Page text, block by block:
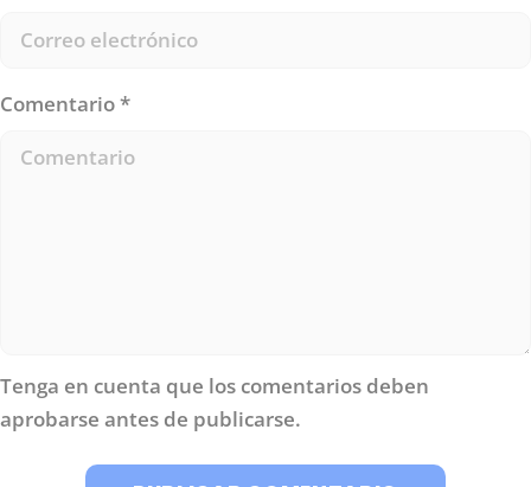
Comentario*
Tenga en cuenta que los comentarios deben
aprobarse antes de publicarse.